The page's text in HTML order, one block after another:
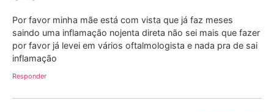
Por favor minha mãe está com vista que já faz meses
saindo uma inflamação nojenta direta não sei mais que fazer
por favor já levei em vários oftalmologista e nada pra de sai
inflamação
Responder